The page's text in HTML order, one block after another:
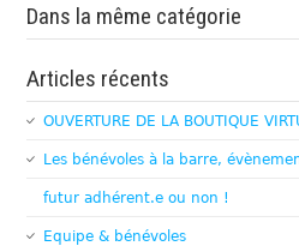
Dans la même catégorie
Articles récents
OUVERTURE DE LA BOUTIQUE
Les bénévoles à la barre,
futur adhérent.e ou non !
Equipe & bénévoles